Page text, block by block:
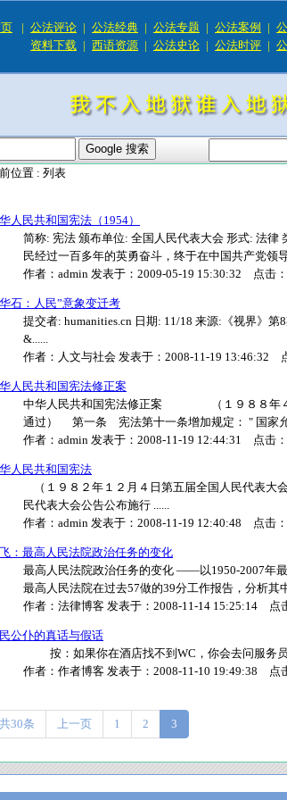
| 公法评论 | 公法经典 | 公法专题 | 公法案例 |
资料下载 | 西语资源 | 公法史论 | 公法时评 |
位置 : 列表
人民共和国宪法（1954）
简称: 宪法 颁布单位: 全国人民代表大会 形式: 法律
民经过一百多年的英勇奋斗，终于在中国共产党领
作者： admin 发表于： 2009-05-19 15:30:32 点击：
石：人民”意象变迁考
提交者: humanities.cn 日期: 11/18 来源:《视界》
&......
作者： 人文与社会 发表于： 2008-11-19 13:46:32
人民共和国宪法修正案
中华人民共和国宪法修正案 （１９８８年４
通过） 第一条 宪法第十一条增加规定： " 国家
作者： admin 发表于： 2008-11-19 12:44:31 点击：
人民共和国宪法
（１９８２年１２月４日第五届全国人民代表大
民代表大会公告公布施行 ......
作者： admin 发表于： 2008-11-19 12:40:48 点击：
：最高人民法院政治任务的变化
最高人民法院政治任务的变化 ——以1950-2007年
最高人民法院在过去57做的39分工作报告，分析其
作者： 法律博客 发表于： 2008-11-14 15:25:14 点
公仆的真话与假话
按：如果你在酒店找不到WC，你会去问服务员
作者： 作者博客 发表于： 2008-11-10 19:49:38 点
共30条 上一页 1 2 3